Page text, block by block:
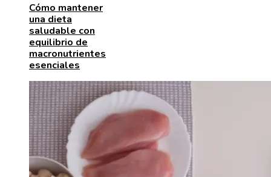
Cómo mantener
una dieta
saludable con
equilibrio de
macronutrientes
esenciales